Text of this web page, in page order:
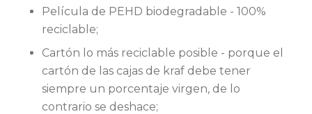
Película de PEHD biodegradable - 100%
reciclable;
Cartón lo más reciclable posible - porque el
cartón de las cajas de kraf debe tener
siempre un porcentaje virgen, de lo
contrario se deshace;